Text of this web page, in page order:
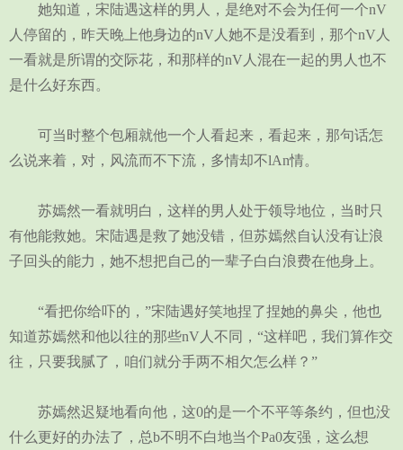
她知道，宋陆遇这样的男人，是绝对不会为任何一个nV
人停留的，昨天晚上他身边的nV人她不是没看到，那个nV人
一看就是所谓的交际花，和那样的nV人混在一起的男人也不
是什么好东西。
可当时整个包厢就他一个人看起来，看起来，那句话怎
么说来着，对，风流而不下流，多情却不lAn情。
苏嫣然一看就明白，这样的男人处于领导地位，当时只
有他能救她。宋陆遇是救了她没错，但苏嫣然自认没有让浪
子回头的能力，她不想把自己的一辈子白白浪费在他身上。
“看把你给吓的，”宋陆遇好笑地捏了捏她的鼻尖，他也
知道苏嫣然和他以往的那些nV人不同，“这样吧，我们算作交
往，只要我腻了，咱们就分手两不相欠怎么样？”
苏嫣然迟疑地看向他，这0的是一个不平等条约，但也没
什么更好的办法了，总b不明不白地当个Pa0友强，这么想